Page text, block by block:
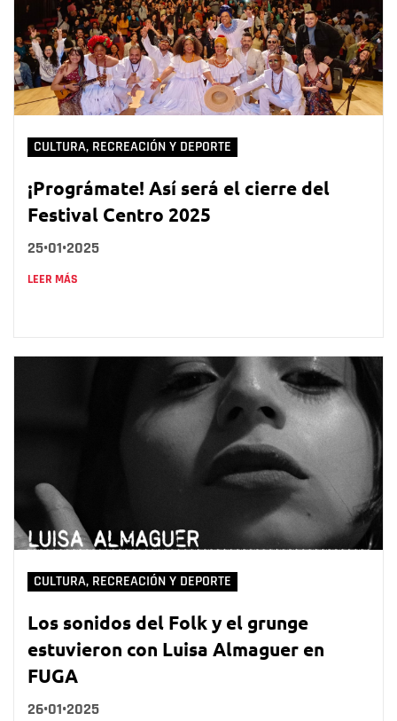
CULTURA, RECREACIÓN Y DEPORTE
¡Prográmate! Así será el cierre del
Festival Centro 2025
25•01•2025
LEER MÁS
CULTURA, RECREACIÓN Y DEPORTE
Los sonidos del Folk y el grunge
estuvieron con Luisa Almaguer en
FUGA
26•01•2025